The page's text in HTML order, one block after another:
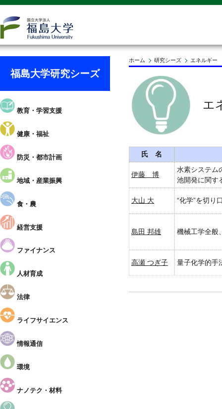
ホーム 研究シーズ エネルギー
エ
氏 名
伊藤 博
水素システム
池開発に関す
大山 大 “化学”を切り
島田 邦雄 機械工学全般
高瀬 つぎ子 量子化学的手
福島大学研究シーズ
教育・学習支援
健康・福祉
防災・都市計画
地域・産業振興
食・農
経営支援
ファイナンス
人材育成
法律
ライフサイエンス
情報通信
環境
ナノテク・材料